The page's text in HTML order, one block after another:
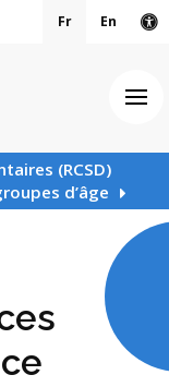
Fr En
(RCSD)
d’âge